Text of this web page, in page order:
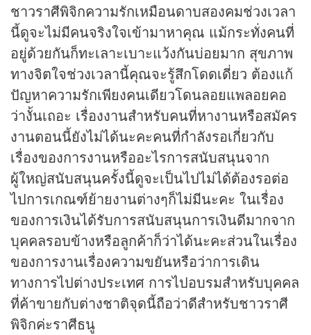
ชาวราศีพิจิกความรักเหมือนดาบสองคมช่วงเวลา
นี้ดูจะไม่มีคนจริงใจเข้ามาหาคุณ แม้กระทั่งคนที่
อยู่ด้วยกันก็ทะเลาะเบาะแว้งกันบ่อยมาก สุขภาพ
ทางจิตใจช่วงเวลานี้คุณจะรู้สึกโดดเดี่ยว ต้องแก้
ปัญหาความรักเพียงคนเดียวโดนลอยแพลอยคอ
ว่างั้นเถอะ เรื่องงานสำหรับคนที่หางานหรือสมัคร
งานตอนนี้ยังไม่ได้นะคะคนที่กำลังรอเกี่ยวกับ
เรื่องของการงานหรืออะไรการสนับสนุนจาก
ผู้ใหญ่สนับสนุนครั้งนี้ดูจะเป็นไปไม่ได้ต้องรอต่อ
ไปการเกณฑ์ย้ายงานต่างๆก็ไม่มีนะคะ ในเรื่อง
ของการเงินได้รับการสนับสนุนการเงินดีมากจาก
บุคคลรอบข้างหรือลูกค้าก็ว่าได้นะคะส่วนในเรื่อง
ของการงานเรื่องความขยันหรือว่าการเดิน
ทางการไปต่างประเทศ การไปอบรมสำหรับบุคคล
ที่ค้าขายกับต่างชาติจุดนี้ถือว่าดีสำหรับชาวราศี
พิจิกค่ะราศีธนู